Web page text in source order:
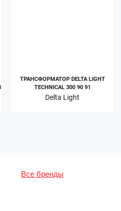
ТРАНСФОРМАТОР DELTA LIGHT
TECHNICAL 300 90 91
Delta Light
Все бренды